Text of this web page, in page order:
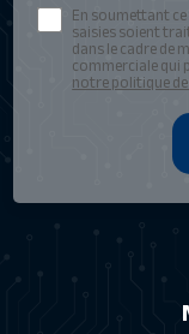
En soumettant
saisies soient
dans le cadre de
commerciale qui
notre politique